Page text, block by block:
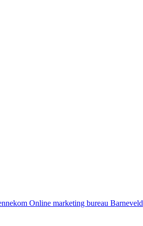
Online marketing bureau Barneveld